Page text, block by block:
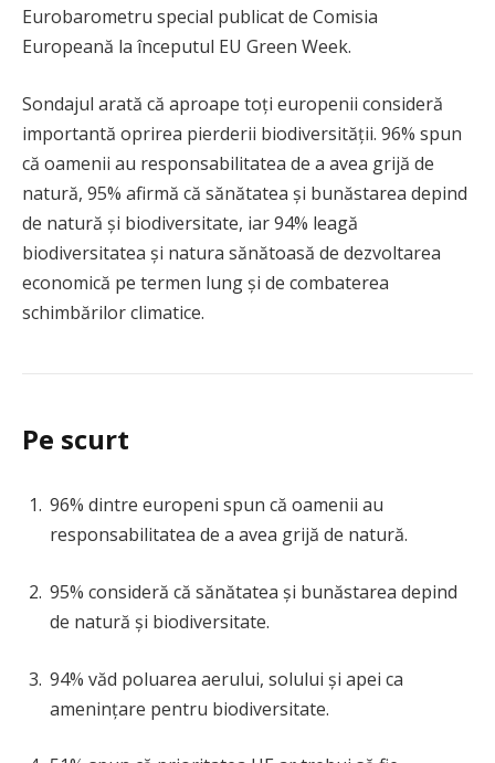
Eurobarometru special publicat de Comisia
Europeană la începutul EU Green Week.
Sondajul arată că aproape toți europenii consideră
importantă oprirea pierderii biodiversității. 96% spun
că oamenii au responsabilitatea de a avea grijă de
natură, 95% afirmă că sănătatea și bunăstarea depind
de natură și biodiversitate, iar 94% leagă
biodiversitatea și natura sănătoasă de dezvoltarea
economică pe termen lung și de combaterea
schimbărilor climatice.
Pe scurt
96% dintre europeni spun că oamenii au
responsabilitatea de a avea grijă de natură.
95% consideră că sănătatea și bunăstarea depind
de natură și biodiversitate.
94% văd poluarea aerului, solului și apei ca
amenințare pentru biodiversitate.